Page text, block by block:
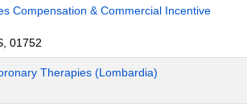
Compensation & Commercial Incentive
01752
Therapies (Lombardia)